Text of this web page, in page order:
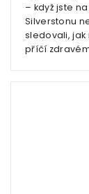
– když jste
Silverstonu
sledovali, jak
příčí